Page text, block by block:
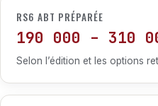
RS6 ABT PRÉPARÉE
190 000 – 310
Selon l’édition et les options